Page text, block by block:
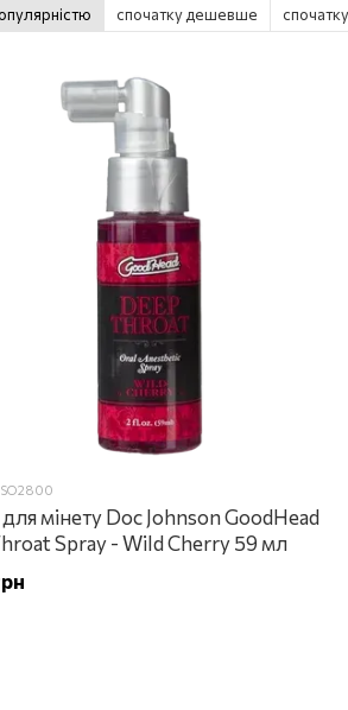
спочатку дешевше
мінету Doc Johnson GoodHead
Spray - Wild Cherry 59 мл